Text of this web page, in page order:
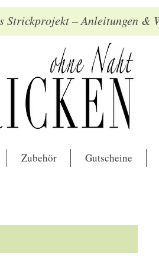
– Anleitungen &
Zubehör Gutscheine